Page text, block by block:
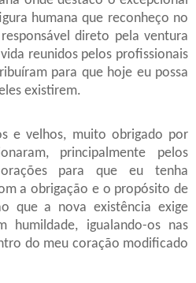
humana que reconheço no
responsável direto pela ventura
reunidos pelos profissionais
para que hoje eu possa
existirem.
e velhos, muito obrigado por
principalmente pelos
para que eu tenha
a obrigação e o propósito de
que a nova existência exige
igualando-os nas
do meu coração modificado